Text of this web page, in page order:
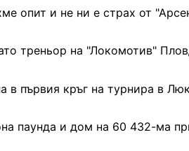
опит и не ни е страх от
треньор на "Локомотив"
в първия кръг на турнира в
паунда и дом на 60 432-ма